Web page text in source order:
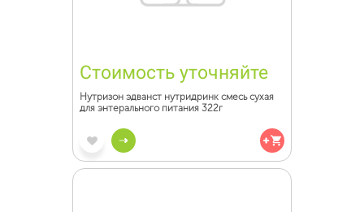
Стоимость уточняйте
Нутризон эдванст нутридринк смесь сухая
для энтерального питания 322г